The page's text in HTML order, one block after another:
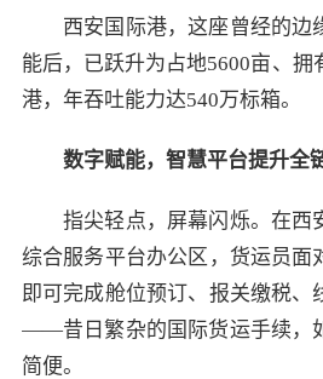
西安国际港，这座曾经的边
能后，已跃升为占地5600亩、拥
港，年吞吐能力达540万标箱。
数字赋能，智慧平台提升全
指尖轻点，屏幕闪烁。在西
综合服务平台办公区，货运员面
即可完成舱位预订、报关缴税、
——昔日繁杂的国际货运手续，
简便。